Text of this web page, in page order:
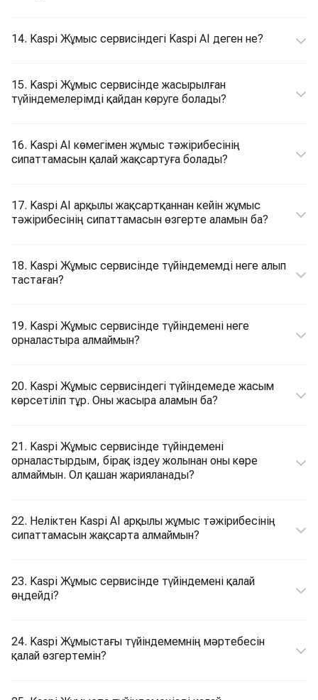
14. Kaspi Жұмыс сервисіндегі Kaspi AI деген не?
15. Kaspi Жұмыс сервисінде жасырылған
түйіндемелерімді қайдан көруге болады?
16. Kaspi AI көмегімен жұмыс тәжірибесінің
сипаттамасын қалай жақсартуға болады?
17. Kaspi AI арқылы жақсартқаннан кейін жұмыс
тәжірибесінің сипаттамасын өзгерте аламын ба?
18. Kaspi Жұмыс сервисінде түйіндемемді неге алып
тастаған?
19. Kaspi Жұмыс сервисінде түйіндемені неге
орналастыра алмаймын?
20. Kaspi Жұмыс сервисіндегі түйіндемеде жасым
көрсетіліп тұр. Оны жасыра аламын ба?
21. Kaspi Жұмыс сервисінде түйіндемені
орналастырдым, бірақ іздеу жолынан оны көре
алмаймын. Ол қашан жарияланады?
22. Неліктен Kaspi AI арқылы жұмыс тәжірибесінің
сипаттамасын жақсарта алмаймын?
23. Kaspi Жұмыс сервисінде түйіндемені қалай
өңдейді?
24. Kaspi Жұмыстағы түйіндемемнің мәртебесін
қалай өзгертемін?